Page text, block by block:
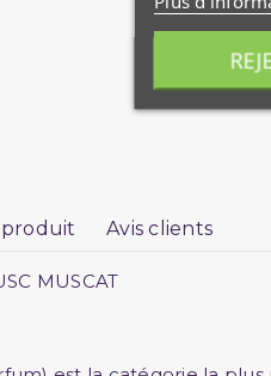
produit Avis clients
MUSCAT